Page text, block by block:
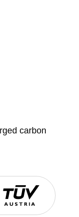
carbon